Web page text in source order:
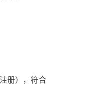
册），符合